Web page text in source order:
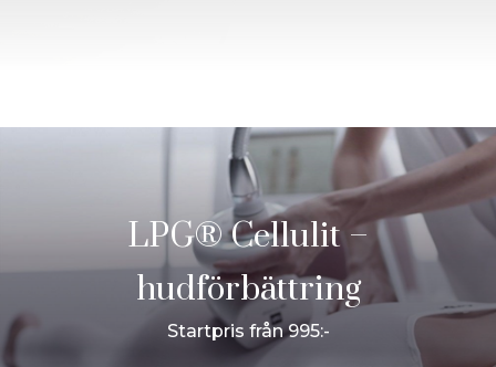
LPG® Cellulit –
hudförbättring
Startpris från 995:-